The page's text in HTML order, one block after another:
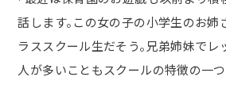
話します。この女の子の小学生のお姉
ラススクール生だそう。兄弟姉妹でレ
人が多いこともスクールの特徴の一つ